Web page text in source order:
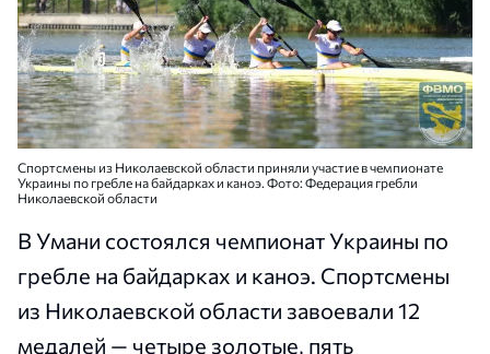
Спортсмены из Николаевской области приняли участие в чемпионате
Украины по гребле на байдарках и каноэ. Фото: Федерация гребли
Николаевской области
В Умани состоялся чемпионат Украины по
гребле на байдарках и каноэ. Спортсмены
из Николаевской области завоевали 12
медалей — четыре золотые, пять